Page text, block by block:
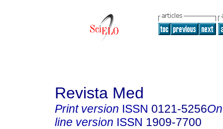
Revista Med
Print version ISSN 0121-5256
line version ISSN 1909-7700